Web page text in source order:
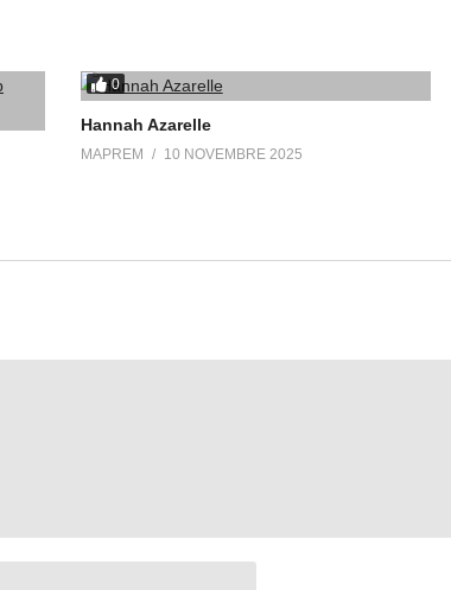
0
Hannah Azarelle
MAPREM 10 NOVEMBRE 2025